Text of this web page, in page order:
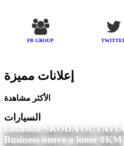
FB GROUP
إعلانات مميزة
الأكثر مشاهدة
السيارات
Location SKODA
Business neuve a louer 0KM